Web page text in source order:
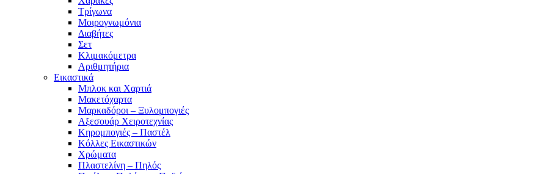
Τρίγωνα
Mοιρογνωμόνια
Διαβήτες
Σετ
Κλιμακόμετρα
Αριθμητήρια
Εικαστικά
Μπλοκ και Χαρτιά
Μακετόχαρτα
Μαρκαδόροι – Ξυλομπογιές
Αξεσουάρ Χειροτεχνίας
Κηρομπογιές – Παστέλ
Κόλλες Εικαστικών
Χρώματα
Πλαστελίνη – Πηλός